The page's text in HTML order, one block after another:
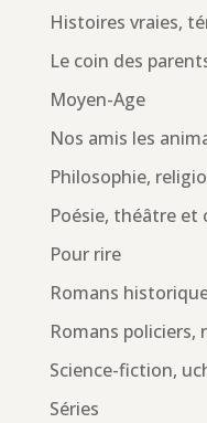
Histoires vraies,
Le coin des
Moyen-Age
Nos amis les
Philosophie,
Poésie, théâtre et
Pour rire
Romans
Romans policiers,
Science-fiction,
Séries